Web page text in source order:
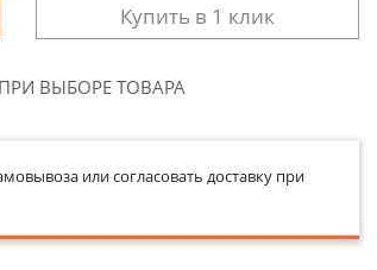
Купить в 1 клик
ВЫБОРЕ ТОВАРА
или согласовать доставку при